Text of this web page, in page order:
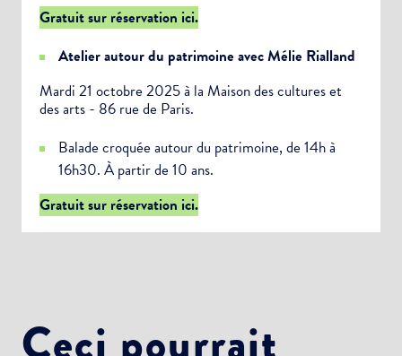
Gratuit sur réservation ici.
Atelierautour du patrimoine avecMélie Rialland
Mardi 21 octobre 2025 à la Maison des cultures et
des arts - 86 rue de Paris.
Balade croquée autour du patrimoine, de 14h à
16h30. À partir de 10 ans.
Gratuit sur réservation ici.